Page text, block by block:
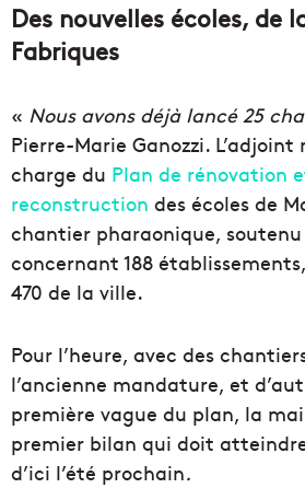
Des nouvelles écoles, de
Fabriques
« Nous avons déjà lancé 25
Pierre-Marie Ganozzi.
charge du Plan de rénovation
reconstruction des écoles de
chantier pharaonique, soutenu
concernant 188
470 de la ville.
Pour l’heure, avec des
l’ancienne mandature, et
première vague du plan, la
premier bilan qui doit
d’ici l’été prochain.